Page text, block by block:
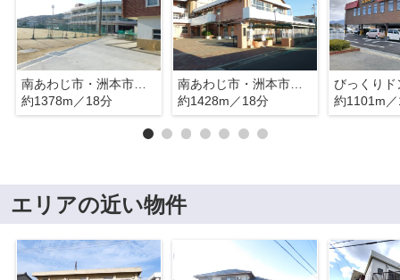
南あわじ市・洲本市組合立広田小学校
約1378m／18分
南あわじ市・洲本市組合立広田中学校
約1428m／18分
約1101m
エリアの近い物件